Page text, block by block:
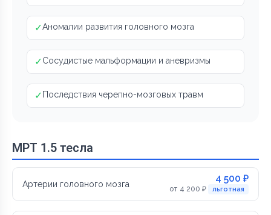
✓Аномалии развития головного мозга
✓Сосудистые мальформации и аневризмы
✓ Последствия черепно-мозговых травм
МРТ 1.5 тесла
Артерии головного мозга 4 500 ₽
от 4 200 ₽ льготная